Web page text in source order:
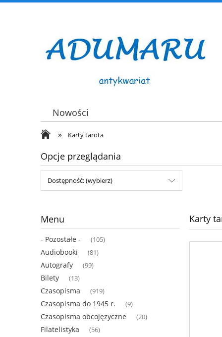
Nowości
» Karty tarota
Opcje przeglądania
Dostępność: (wybierz)
Menu
- Pozostałe - (105)
Audiobooki (81)
Autografy (99)
Bilety (13)
Czasopisma (919)
Czasopisma do 1945 r. (9)
Czasopisma obcojęzyczne (20)
Filatelistyka (56)
Karty